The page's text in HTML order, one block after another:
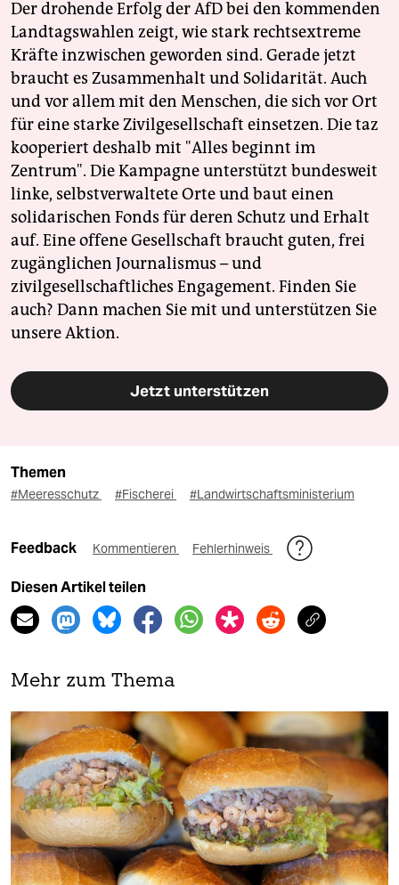
Der drohende Erfolg der AfD bei den kommenden
Landtagswahlen zeigt, wie stark rechtsextreme
Kräfte inzwischen geworden sind. Gerade jetzt
braucht es Zusammenhalt und Solidarität. Auch
und vor allem mit den Menschen, die sich vor Ort
für eine starke Zivilgesellschaft einsetzen. Die taz
kooperiert deshalb mit "Alles beginnt im
Zentrum". Die Kampagne unterstützt bundesweit
linke, selbstverwaltete Orte und baut einen
solidarischen Fonds für deren Schutz und Erhalt
auf. Eine offene Gesellschaft braucht guten, frei
zugänglichen Journalismus – und
zivilgesellschaftliches Engagement. Finden Sie
auch? Dann machen Sie mit und unterstützen Sie
unsere Aktion.
Jetzt unterstützen
Themen
#Meeresschutz #Fischerei #Landwirtschaftsministerium
Feedback Kommentieren Fehlerhinweis
Diesen Artikel teilen
Mehr zum Thema